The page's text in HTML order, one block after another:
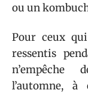
ou un
Pour ceux
ressentis
n’empêche
l’automne,